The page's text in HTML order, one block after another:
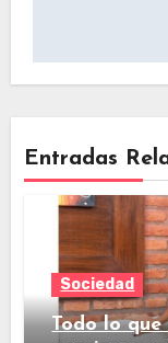
Entradas
Sociedad
Todo lo que